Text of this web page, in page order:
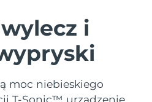
i
moc niebieskiego
T-Sonic™ urządzenie
Lifting twarzy
Oczekiwany czas dostawy
Oczekiwany czas dostawy